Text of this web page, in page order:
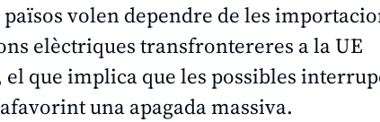
volen dependre de les
elèctriques transfrontereres a la UE
que implica que les possibles
una apagada massiva.